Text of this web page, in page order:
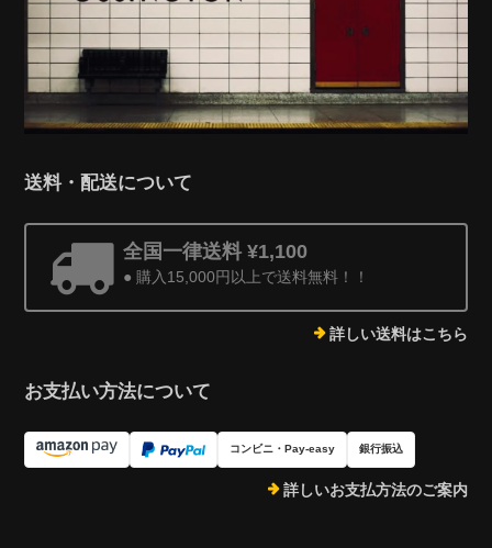
送料・配送について
全国一律送料 ¥1,100
● 購入15,000円以上で送料無料！！
詳しい送料はこちら
お支払い方法について
コンビニ・Pay-easy 銀行振込
詳しいお支払方法のご案内